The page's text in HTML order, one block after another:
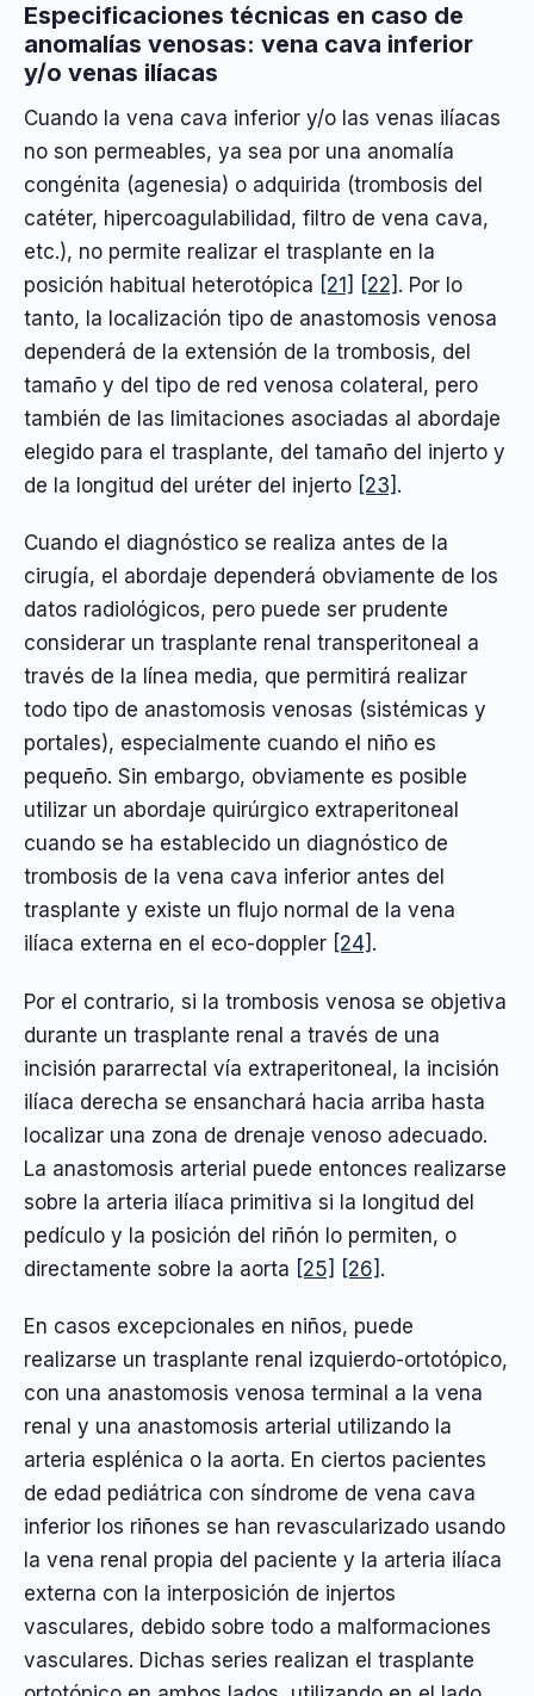
Especificaciones técnicas en caso de
anomalías venosas: vena cava inferior
y/o venas ilíacas
Cuando la vena cava inferior y/o las venas ilíacas
no son permeables, ya sea por una anomalía
congénita (agenesia) o adquirida (trombosis del
catéter, hipercoagulabilidad, filtro de vena cava,
etc.), no permite realizar el trasplante en la
posición habitual heterotópica [21] [22] . Por lo
tanto, la localización tipo de anastomosis venosa
dependerá de la extensión de la trombosis, del
tamaño y del tipo de red venosa colateral, pero
también de las limitaciones asociadas al abordaje
elegido para el trasplante, del tamaño del injerto y
de la longitud del uréter del injerto [23] .
Cuando el diagnóstico se realiza antes de la
cirugía, el abordaje dependerá obviamente de los
datos radiológicos, pero puede ser prudente
considerar un trasplante renal transperitoneal a
través de la línea media, que permitirá realizar
todo tipo de anastomosis venosas (sistémicas y
portales), especialmente cuando el niño es
pequeño. Sin embargo, obviamente es posible
utilizar un abordaje quirúrgico extraperitoneal
cuando se ha establecido un diagnóstico de
trombosis de la vena cava inferior antes del
trasplante y existe un flujo normal de la vena
ilíaca externa en el eco-doppler [24] .
Por el contrario, si la trombosis venosa se objetiva
durante un trasplante renal a través de una
incisión pararrectal vía extraperitoneal, la incisión
ilíaca derecha se ensanchará hacia arriba hasta
localizar una zona de drenaje venoso adecuado.
La anastomosis arterial puede entonces realizarse
sobre la arteria ilíaca primitiva si la longitud del
pedículo y la posición del riñón lo permiten, o
directamente sobre la aorta [25] [26] .
En casos excepcionales en niños, puede
realizarse un trasplante renal izquierdo-ortotópico,
con una anastomosis venosa terminal a la vena
renal y una anastomosis arterial utilizando la
arteria esplénica o la aorta. En ciertos pacientes
de edad pediátrica con síndrome de vena cava
inferior los riñones se han revascularizado usando
la vena renal propia del paciente y la arteria ilíaca
externa con la interposición de injertos
vasculares, debido sobre todo a malformaciones
vasculares. Dichas series realizan el trasplante